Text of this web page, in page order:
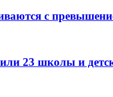
с
23 школы и